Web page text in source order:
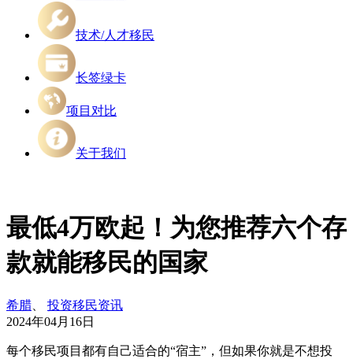
技术/人才移民
长签绿卡
项目对比
关于我们
最低4万欧起！为您推荐六个存
款就能移民的国家
希腊
投资移民资讯
2024年04月16日
每个移民项目都有自己适合的“宿主”，但如果你就是不想投